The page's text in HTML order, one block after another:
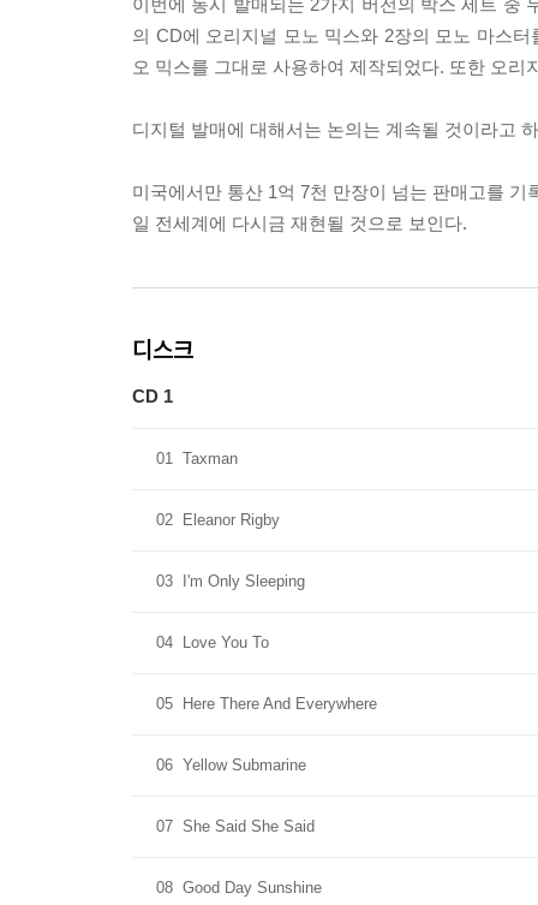
이번에 동시 발매되는 2가지 버전의 박스 세트 중
의 CD에 오리지널 모노 믹스와 2장의 모노 마스
오 믹스를 그대로 사용하여 제작되었다. 또한 오
디지털 발매에 대해서는 논의는 계속될 것이라고
미국에서만 통산 1억 7천 만장이 넘는 판매고를
일 전세계에 다시금 재현될 것으로 보인다.
디스크
CD 1
01 Taxman
02 Eleanor Rigby
03 I'm Only Sleeping
04 Love You To
05 Here There And Everywhere
06 Yellow Submarine
07 She Said She Said
08 Good Day Sunshine